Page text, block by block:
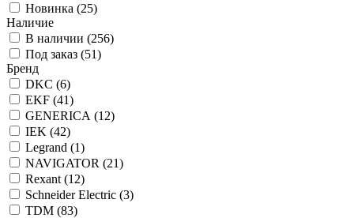
Новинка (25)
Наличие
В наличии (256)
Под заказ (51)
Бренд
DKC (6)
EKF (41)
GENERICA (12)
IEK (42)
Legrand (1)
NAVIGATOR (21)
Rexant (12)
Schneider Electric (3)
TDM (83)